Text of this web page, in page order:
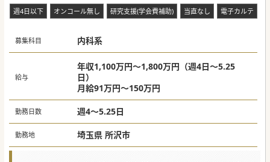
人ホームへの訪問のため1施設で多くの患者様を診ることが
可能です。
#秋入職可
週4日以下 オンコール無し 研究支援(学会費補助) 当直なし 電子カルテ
募集科目 内科系
給与
年収1,100万円～1,800万円（週4日～5.25
日）
月給91万円～150万円
勤務日数 週4～5.25日
勤務地 埼玉県 所沢市